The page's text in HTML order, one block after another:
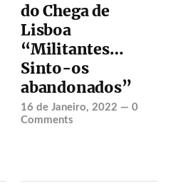
do Chega de
Lisboa
“Militantes…
Sinto-os
abandonados”
16 de Janeiro, 2022 —0
Comments